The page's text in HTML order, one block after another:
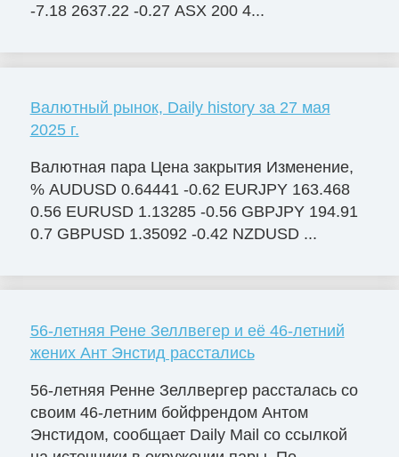
-7.18 2637.22 -0.27 ASX 200 4...
Валютный рынок, Daily history за 27 мая
2025 г.
Валютная пара Цена закрытия Изменение,
% AUDUSD 0.64441 -0.62 EURJPY 163.468
0.56 EURUSD 1.13285 -0.56 GBPJPY 194.91
0.7 GBPUSD 1.35092 -0.42 NZDUSD ...
56-летняя Рене Зеллвегер и её 46-летний
жених Ант Энстид расстались
56-летняя Ренне Зеллвергер рассталась со
своим 46-летним бойфрендом Антом
Энстидом, сообщает Daily Mail со ссылкой